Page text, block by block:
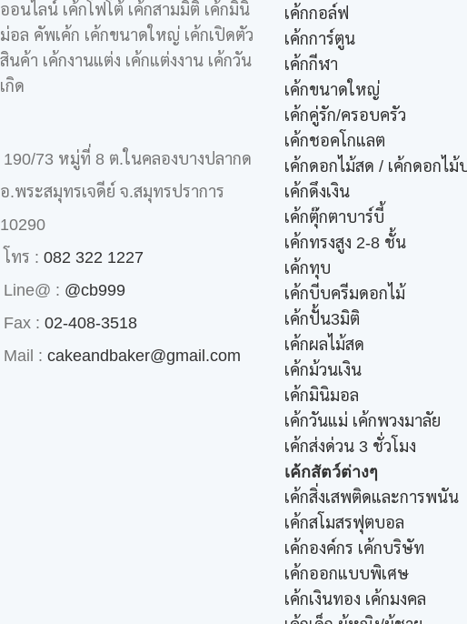
ออนไลน์ เค้กโฟโต้ เค้กสามมิติ เค้กมินิ
ม่อล คัพเค้ก เค้กขนาดใหญ่ เค้กเปิดตัว
สินค้า เค้กงานแต่ง เค้กแต่งงาน เค้กวัน
เกิด
190/73 หมู่ที่ 8 ต.ในคลองบางปลากด
อ.พระสมุทรเจดีย์ จ.สมุทรปราการ
10290
โทร : 082 322 1227
Line@ : @cb999
Fax : 02-408-3518
Mail : cakeandbaker@gmail.com
เค้กกอล์ฟ
เค้กการ์ตูน
เค้กกีฬา
เค้กขนาดใหญ่
เค้กคู่รัก/ครอบครัว
เค้กชอคโกแลต
เค้กดอกไม้สด / เค้กดอกไม้
เค้กดึงเงิน
เค้กตุ๊กตาบาร์บี้
เค้กทรงสูง 2-8 ชั้น
เค้กทุบ
เค้กบีบครีมดอกไม้
เค้กปั้น3มิติ
เค้กผลไม้สด
เค้กม้วนเงิน
เค้กมินิมอล
เค้กวันแม่ เค้กพวงมาลัย
เค้กส่งด่วน 3 ชั่วโมง
เค้กสัตว์ต่างๆ
เค้กสิ่งเสพติดและการพนัน
เค้กสโมสรฟุตบอล
เค้กองค์กร เค้กบริษัท
เค้กออกแบบพิเศษ
เค้กเงินทอง เค้กมงคล